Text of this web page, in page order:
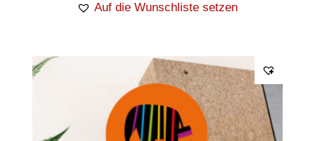
Auf die Wunschliste setzen